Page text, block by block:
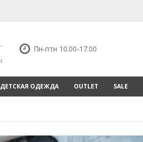
Пн-птн 10.00-17.00
ДЕТСКАЯ ОДЕЖДА OUTLET SALE